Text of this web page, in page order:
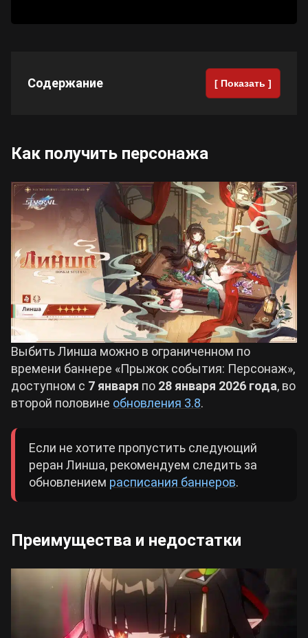
Содержание [ Показать ]
Как получить персонажа
Выбить Линша можно в ограниченном по
времени баннере «Прыжок события: Персонаж»,
доступном с 7 января по 28 января 2026 года, во
второй половине обновления 3.8.
Если не хотите пропустить следующий
реран Линша, рекомендуем следить за
обновлением расписания баннеров.
Преимущества и недостатки